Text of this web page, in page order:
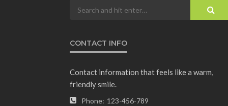
CONTACT INFO
Contact information that feels like a warm,
friendly smile.
Phone: 123-456-789